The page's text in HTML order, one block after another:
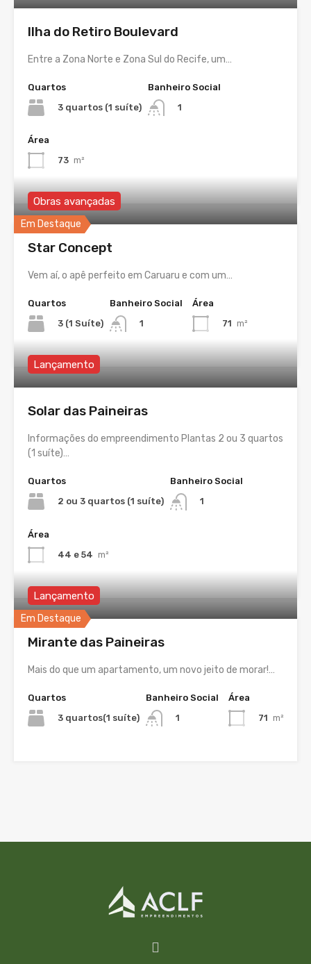
Ilha do Retiro Boulevard
Entre a Zona Norte e Zona Sul do Recife, um…
Quartos
3 quartos (1 suíte)
Banheiro Social
1
Área
73 m²
Em Destaque
Obras avançadas
Star Concept
Vem aí, o apê perfeito em Caruaru e com um…
Quartos
3 (1 Suíte)
Banheiro Social
1
Área
71 m²
Lançamento
Solar das Paineiras
Informações do empreendimento Plantas 2 ou 3 quartos
(1 suíte)…
Quartos
2 ou 3 quartos (1 suíte)
Banheiro Social
1
Área
44 e 54 m²
Em Destaque
Lançamento
Mirante das Paineiras
Mais do que um apartamento, um novo jeito de morar!…
Quartos
3 quartos(1 suíte)
Banheiro Social
1
Área
71 m²